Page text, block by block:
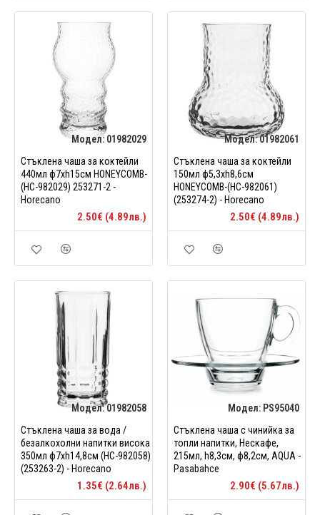
Модел: 01982029
Стъклена чаша за коктейли
440мл ф7xh15см HONEYCOMB-
(HC-982029) 253271-2 -
Horecano
2.50€ (4.89лв.)
Модел:01982061
Стъклена чаша за коктейли
150мл ф5,3xh8,6см
HONEYCOMB-(HC-982061)
(253274-2) - Horecano
2.50€ (4.89лв.)
Модел:01982058
Стъклена чаша за вода /
безалкохолни напитки висока
350мл ф7xh14,8см (HC-982058)
(253263-2) - Horecano
1.35€ (2.64лв.)
Модел: PS95040
Стъклена чаша с чинийка за
топли напитки, Нескафе,
215мл, h8,3см, ф8,2см, AQUA -
Pasabahce
2.90€ (5.67лв.)